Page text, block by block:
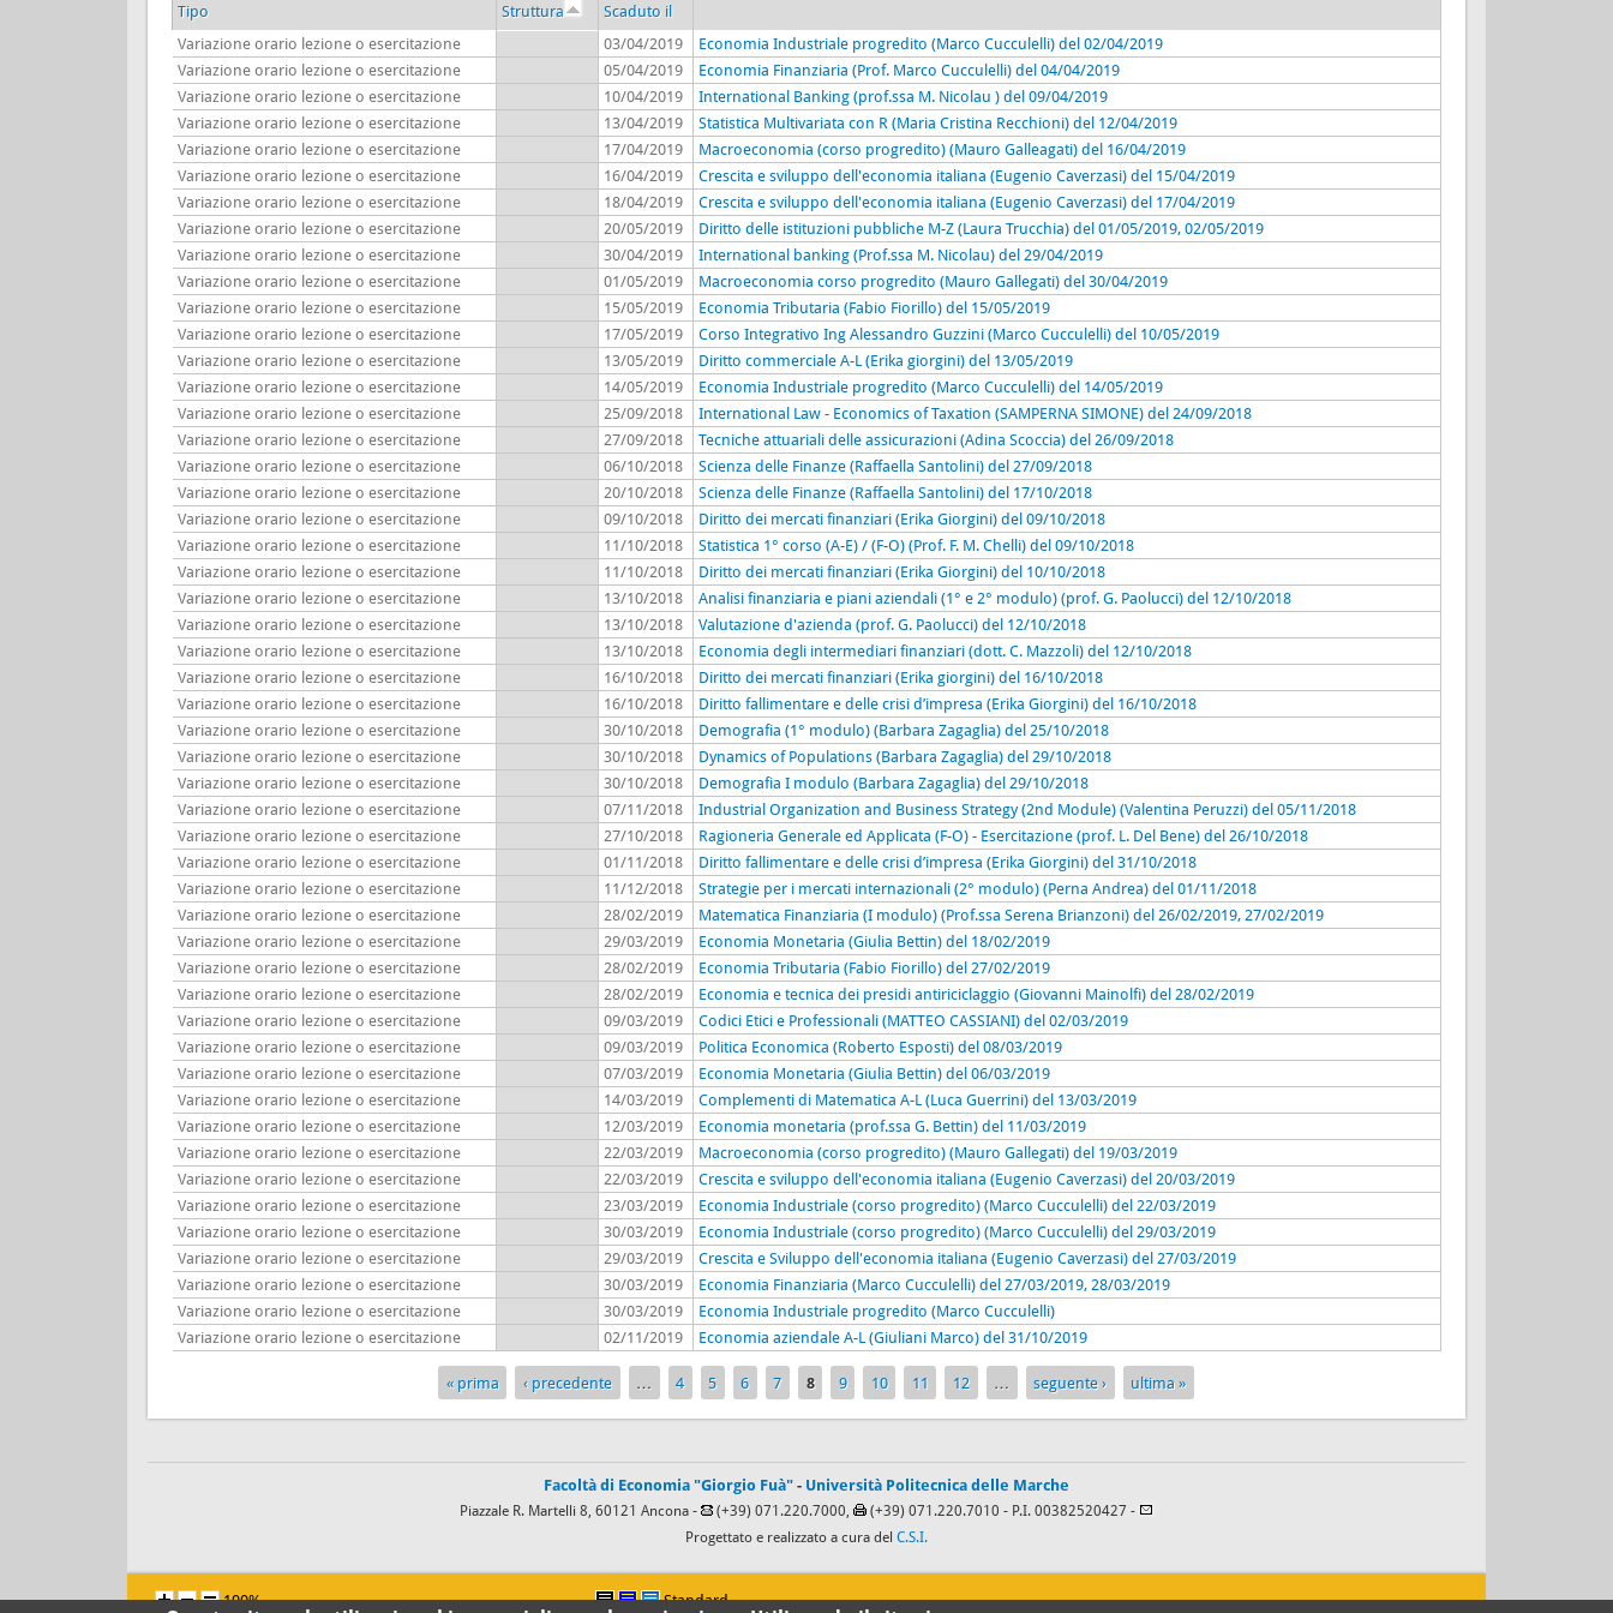
Tipo
Struttura
Scaduto il
Variazione orario lezione o esercitazione
03/04/2019
Economia Industriale progredito (Marco Cucculelli) del 02/04/2019
Variazione orario lezione o esercitazione
05/04/2019
Economia Finanziaria (Prof. Marco Cucculelli) del 04/04/2019
Variazione orario lezione o esercitazione
10/04/2019
International Banking (prof.ssa M. Nicolau ) del 09/04/2019
Variazione orario lezione o esercitazione
13/04/2019
Statistica Multivariata con R (Maria Cristina Recchioni) del 12/04/2019
Variazione orario lezione o esercitazione
17/04/2019
Macroeconomia (corso progredito) (Mauro Galleagati) del 16/04/2019
Variazione orario lezione o esercitazione
16/04/2019
Crescita e sviluppo dell'economia italiana (Eugenio Caverzasi) del 15/04/2019
Variazione orario lezione o esercitazione
18/04/2019
Crescita e sviluppo dell'economia italiana (Eugenio Caverzasi) del 17/04/2019
Variazione orario lezione o esercitazione
20/05/2019
Diritto delle istituzioni pubbliche M-Z (Laura Trucchia) del 01/05/2019, 02/05/2019
Variazione orario lezione o esercitazione
30/04/2019
International banking (Prof.ssa M. Nicolau) del 29/04/2019
Variazione orario lezione o esercitazione
01/05/2019
Macroeconomia corso progredito (Mauro Gallegati) del 30/04/2019
Variazione orario lezione o esercitazione
15/05/2019
Economia Tributaria (Fabio Fiorillo) del 15/05/2019
Variazione orario lezione o esercitazione
17/05/2019
Corso Integrativo Ing Alessandro Guzzini (Marco Cucculelli) del 10/05/2019
Variazione orario lezione o esercitazione
13/05/2019
Diritto commerciale A-L (Erika giorgini) del 13/05/2019
Variazione orario lezione o esercitazione
14/05/2019
Economia Industriale progredito (Marco Cucculelli) del 14/05/2019
Variazione orario lezione o esercitazione
25/09/2018
International Law - Economics of Taxation (SAMPERNA SIMONE) del 24/09/2018
Variazione orario lezione o esercitazione
27/09/2018
Tecniche attuariali delle assicurazioni (Adina Scoccia) del 26/09/2018
Variazione orario lezione o esercitazione
06/10/2018
Scienza delle Finanze (Raffaella Santolini) del 27/09/2018
Variazione orario lezione o esercitazione
20/10/2018
Scienza delle Finanze (Raffaella Santolini) del 17/10/2018
Variazione orario lezione o esercitazione
09/10/2018
Diritto dei mercati finanziari (Erika Giorgini) del 09/10/2018
Variazione orario lezione o esercitazione
11/10/2018
Statistica 1° corso (A-E) / (F-O) (Prof. F. M. Chelli) del 09/10/2018
Variazione orario lezione o esercitazione
11/10/2018
Diritto dei mercati finanziari (Erika Giorgini) del 10/10/2018
Variazione orario lezione o esercitazione
13/10/2018
Analisi finanziaria e piani aziendali (1° e 2° modulo) (prof. G. Paolucci) del 12/10/2018
Variazione orario lezione o esercitazione
13/10/2018
Valutazione d'azienda (prof. G. Paolucci) del 12/10/2018
Variazione orario lezione o esercitazione
13/10/2018
Economia degli intermediari finanziari (dott. C. Mazzoli) del 12/10/2018
Variazione orario lezione o esercitazione
16/10/2018
Diritto dei mercati finanziari (Erika giorgini) del 16/10/2018
Variazione orario lezione o esercitazione
16/10/2018
Diritto fallimentare e delle crisi d’impresa (Erika Giorgini) del 16/10/2018
Variazione orario lezione o esercitazione
30/10/2018
Demografia (1° modulo) (Barbara Zagaglia) del 25/10/2018
Variazione orario lezione o esercitazione
30/10/2018
Dynamics of Populations (Barbara Zagaglia) del 29/10/2018
Variazione orario lezione o esercitazione
30/10/2018
Demografia I modulo (Barbara Zagaglia) del 29/10/2018
Variazione orario lezione o esercitazione
07/11/2018
Industrial Organization and Business Strategy (2nd Module) (Valentina Peruzzi) del 05/11/2018
Variazione orario lezione o esercitazione
27/10/2018
Ragioneria Generale ed Applicata (F-O) - Esercitazione (prof. L. Del Bene) del 26/10/2018
Variazione orario lezione o esercitazione
01/11/2018
Diritto fallimentare e delle crisi d’impresa (Erika Giorgini) del 31/10/2018
Variazione orario lezione o esercitazione
11/12/2018
Strategie per i mercati internazionali (2° modulo) (Perna Andrea) del 01/11/2018
Variazione orario lezione o esercitazione
28/02/2019
Matematica Finanziaria (I modulo) (Prof.ssa Serena Brianzoni) del 26/02/2019, 27/02/2019
Variazione orario lezione o esercitazione
29/03/2019
Economia Monetaria (Giulia Bettin) del 18/02/2019
Variazione orario lezione o esercitazione
28/02/2019
Economia Tributaria (Fabio Fiorillo) del 27/02/2019
Variazione orario lezione o esercitazione
28/02/2019
Economia e tecnica dei presidi antiriciclaggio (Giovanni Mainolfi) del 28/02/2019
Variazione orario lezione o esercitazione
09/03/2019
Codici Etici e Professionali (MATTEO CASSIANI) del 02/03/2019
Variazione orario lezione o esercitazione
09/03/2019
Politica Economica (Roberto Esposti) del 08/03/2019
Variazione orario lezione o esercitazione
07/03/2019
Economia Monetaria (Giulia Bettin) del 06/03/2019
Variazione orario lezione o esercitazione
14/03/2019
Complementi di Matematica A-L (Luca Guerrini) del 13/03/2019
Variazione orario lezione o esercitazione
12/03/2019
Economia monetaria (prof.ssa G. Bettin) del 11/03/2019
Variazione orario lezione o esercitazione
22/03/2019
Macroeconomia (corso progredito) (Mauro Gallegati) del 19/03/2019
Variazione orario lezione o esercitazione
22/03/2019
Crescita e sviluppo dell'economia italiana (Eugenio Caverzasi) del 20/03/2019
Variazione orario lezione o esercitazione
23/03/2019
Economia Industriale (corso progredito) (Marco Cucculelli) del 22/03/2019
Variazione orario lezione o esercitazione
30/03/2019
Economia Industriale (corso progredito) (Marco Cucculelli) del 29/03/2019
Variazione orario lezione o esercitazione
29/03/2019
Crescita e Sviluppo dell'economia italiana (Eugenio Caverzasi) del 27/03/2019
Variazione orario lezione o esercitazione
30/03/2019
Economia Finanziaria (Marco Cucculelli) del 27/03/2019, 28/03/2019
Variazione orario lezione o esercitazione
30/03/2019
Economia Industriale progredito (Marco Cucculelli)
Variazione orario lezione o esercitazione
02/11/2019 Economia aziendale A-L (Giuliani Marco) del 31/10/2019
« prima ‹ precedente … 4 5 6 7 8 9 10 11 12 … seguente › ultima »
Facoltà di Economia "Giorgio Fuà" - Università Politecnica delle Marche
Piazzale R. Martelli 8, 60121 Ancona - (+39) 071.220.7000, (+39) 071.220.7010 - P.I. 00382520427 -
Progettato e realizzato a cura del C.S.I.
100% Standard